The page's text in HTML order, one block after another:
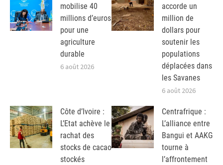
mobilise 40
millions d’euros
pour une
agriculture
durable
6 août 2026
accorde un
million de
dollars pour
soutenir les
populations
déplacées dans
les Savanes
6 août 2026
Côte d’Ivoire :
L’Etat achève le
rachat des
stocks de cacao
stockés
Centrafrique :
L’alliance entre
Bangui et AAKG
tourne à
l’affrontement